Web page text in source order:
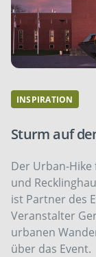
INSPIRATION
Sturm auf
Der Urban-Hike
und
ist Partner des
Veranstalter
urbanen
über das Event.